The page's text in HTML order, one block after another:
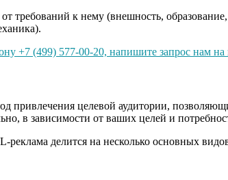
требований к нему (внешность,
+7 (499) 577-00-20, напишите запрос нам
привлечения целевой аудитории,
в зависимости от ваших целей и
делится на несколько основных